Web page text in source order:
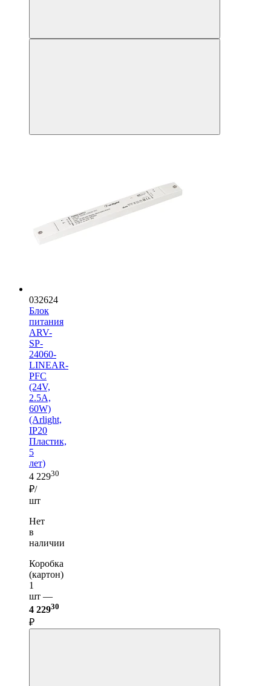
032624
Блок
питания
ARV-
SP-
24060-
LINEAR-
PFC
(24V,
2.5A,
60W)
(Arlight,
IP20
Пластик,
5
лет)
4 22930
₽/
шт
Нет
в
наличии
Коробка
(картон)
1
шт —
4 22930
₽